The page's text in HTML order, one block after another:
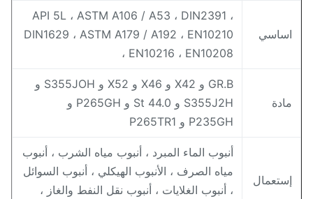
API 5L ، ASTM A106 / A53 ، DIN2391 ،
DIN1629 ، ASTM A179 / A192 ، EN10210
، EN10216 ، EN10208
GR.B و X42 و X46 و X52 و S355JOH و
S355J2H و St 44.0 و P265GH و
P235GH و P265TR1
أنبوب الماء المبرد ، أنبوب مياه الشرب ، أنبوب
مياه الصرف ، الأنبوب الهيكلي ، أنبوب السوائل
، أنبوب الغلايات ، أنبوب نقل النفط والغاز ،